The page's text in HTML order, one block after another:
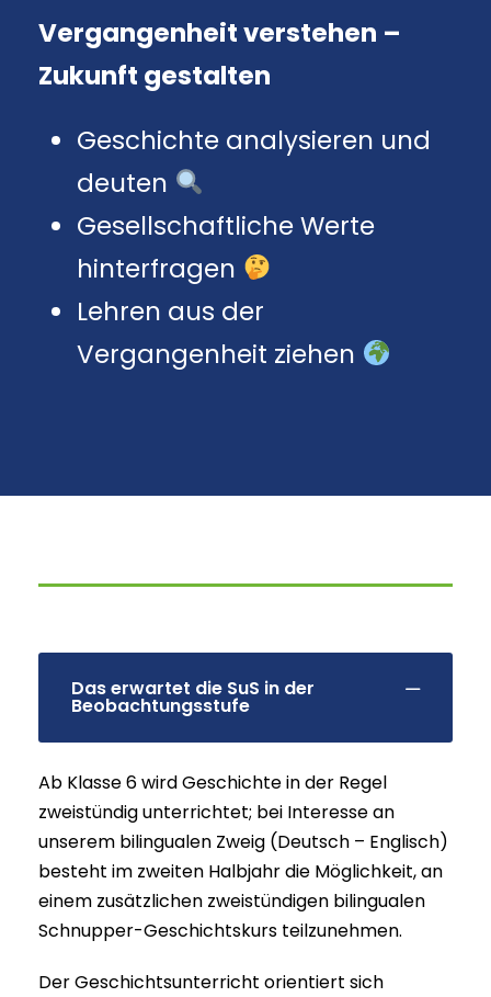
Vergangenheit verstehen –
Zukunft gestalten
Geschichte analysieren und
deuten
Gesellschaftliche Werte
hinterfragen
Lehren aus der
Vergangenheit ziehen
Das erwartet die SuS in der
Beobachtungsstufe
Ab Klasse 6 wird Geschichte in der Regel
zweistündig unterrichtet; bei Interesse an
unserem bilingualen Zweig (Deutsch – Englisch)
besteht im zweiten Halbjahr die Möglichkeit, an
einem zusätzlichen zweistündigen bilingualen
Schnupper-Geschichtskurs teilzunehmen.
Der Geschichtsunterricht orientiert sich